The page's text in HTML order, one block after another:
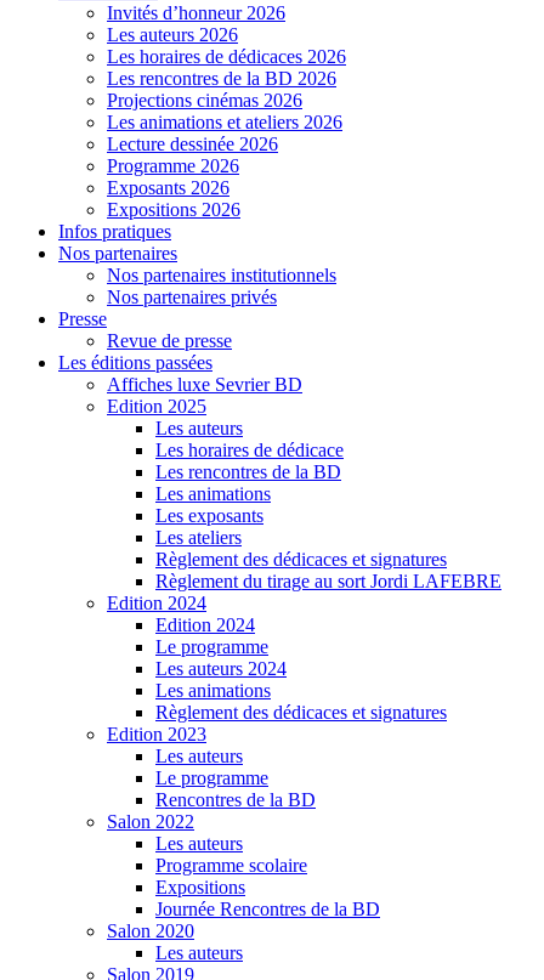
Invités d’honneur 2026
Les auteurs 2026
Les horaires de dédicaces 2026
Les rencontres de la BD 2026
Projections cinémas 2026
Les animations et ateliers 2026
Lecture dessinée 2026
Programme 2026
Exposants 2026
Expositions 2026
Infos pratiques
Nos partenaires
Nos partenaires institutionnels
Nos partenaires privés
Presse
Revue de presse
Les éditions passées
Affiches luxe Sevrier BD
Edition 2025
Les auteurs
Les horaires de dédicace
Les rencontres de la BD
Les animations
Les exposants
Les ateliers
Règlement des dédicaces et signatures
Règlement du tirage au sort Jordi LAFEBRE
Edition 2024
Edition 2024
Le programme
Les auteurs 2024
Les animations
Règlement des dédicaces et signatures
Edition 2023
Les auteurs
Le programme
Rencontres de la BD
Salon 2022
Les auteurs
Programme scolaire
Expositions
Journée Rencontres de la BD
Salon 2020
Les auteurs
Salon 2019